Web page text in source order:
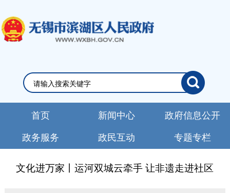
首页 新闻中心 政府信息公开
政务服务 政民互动 专题专栏
文化进万家丨运河双城云牵手 让非遗走进社区